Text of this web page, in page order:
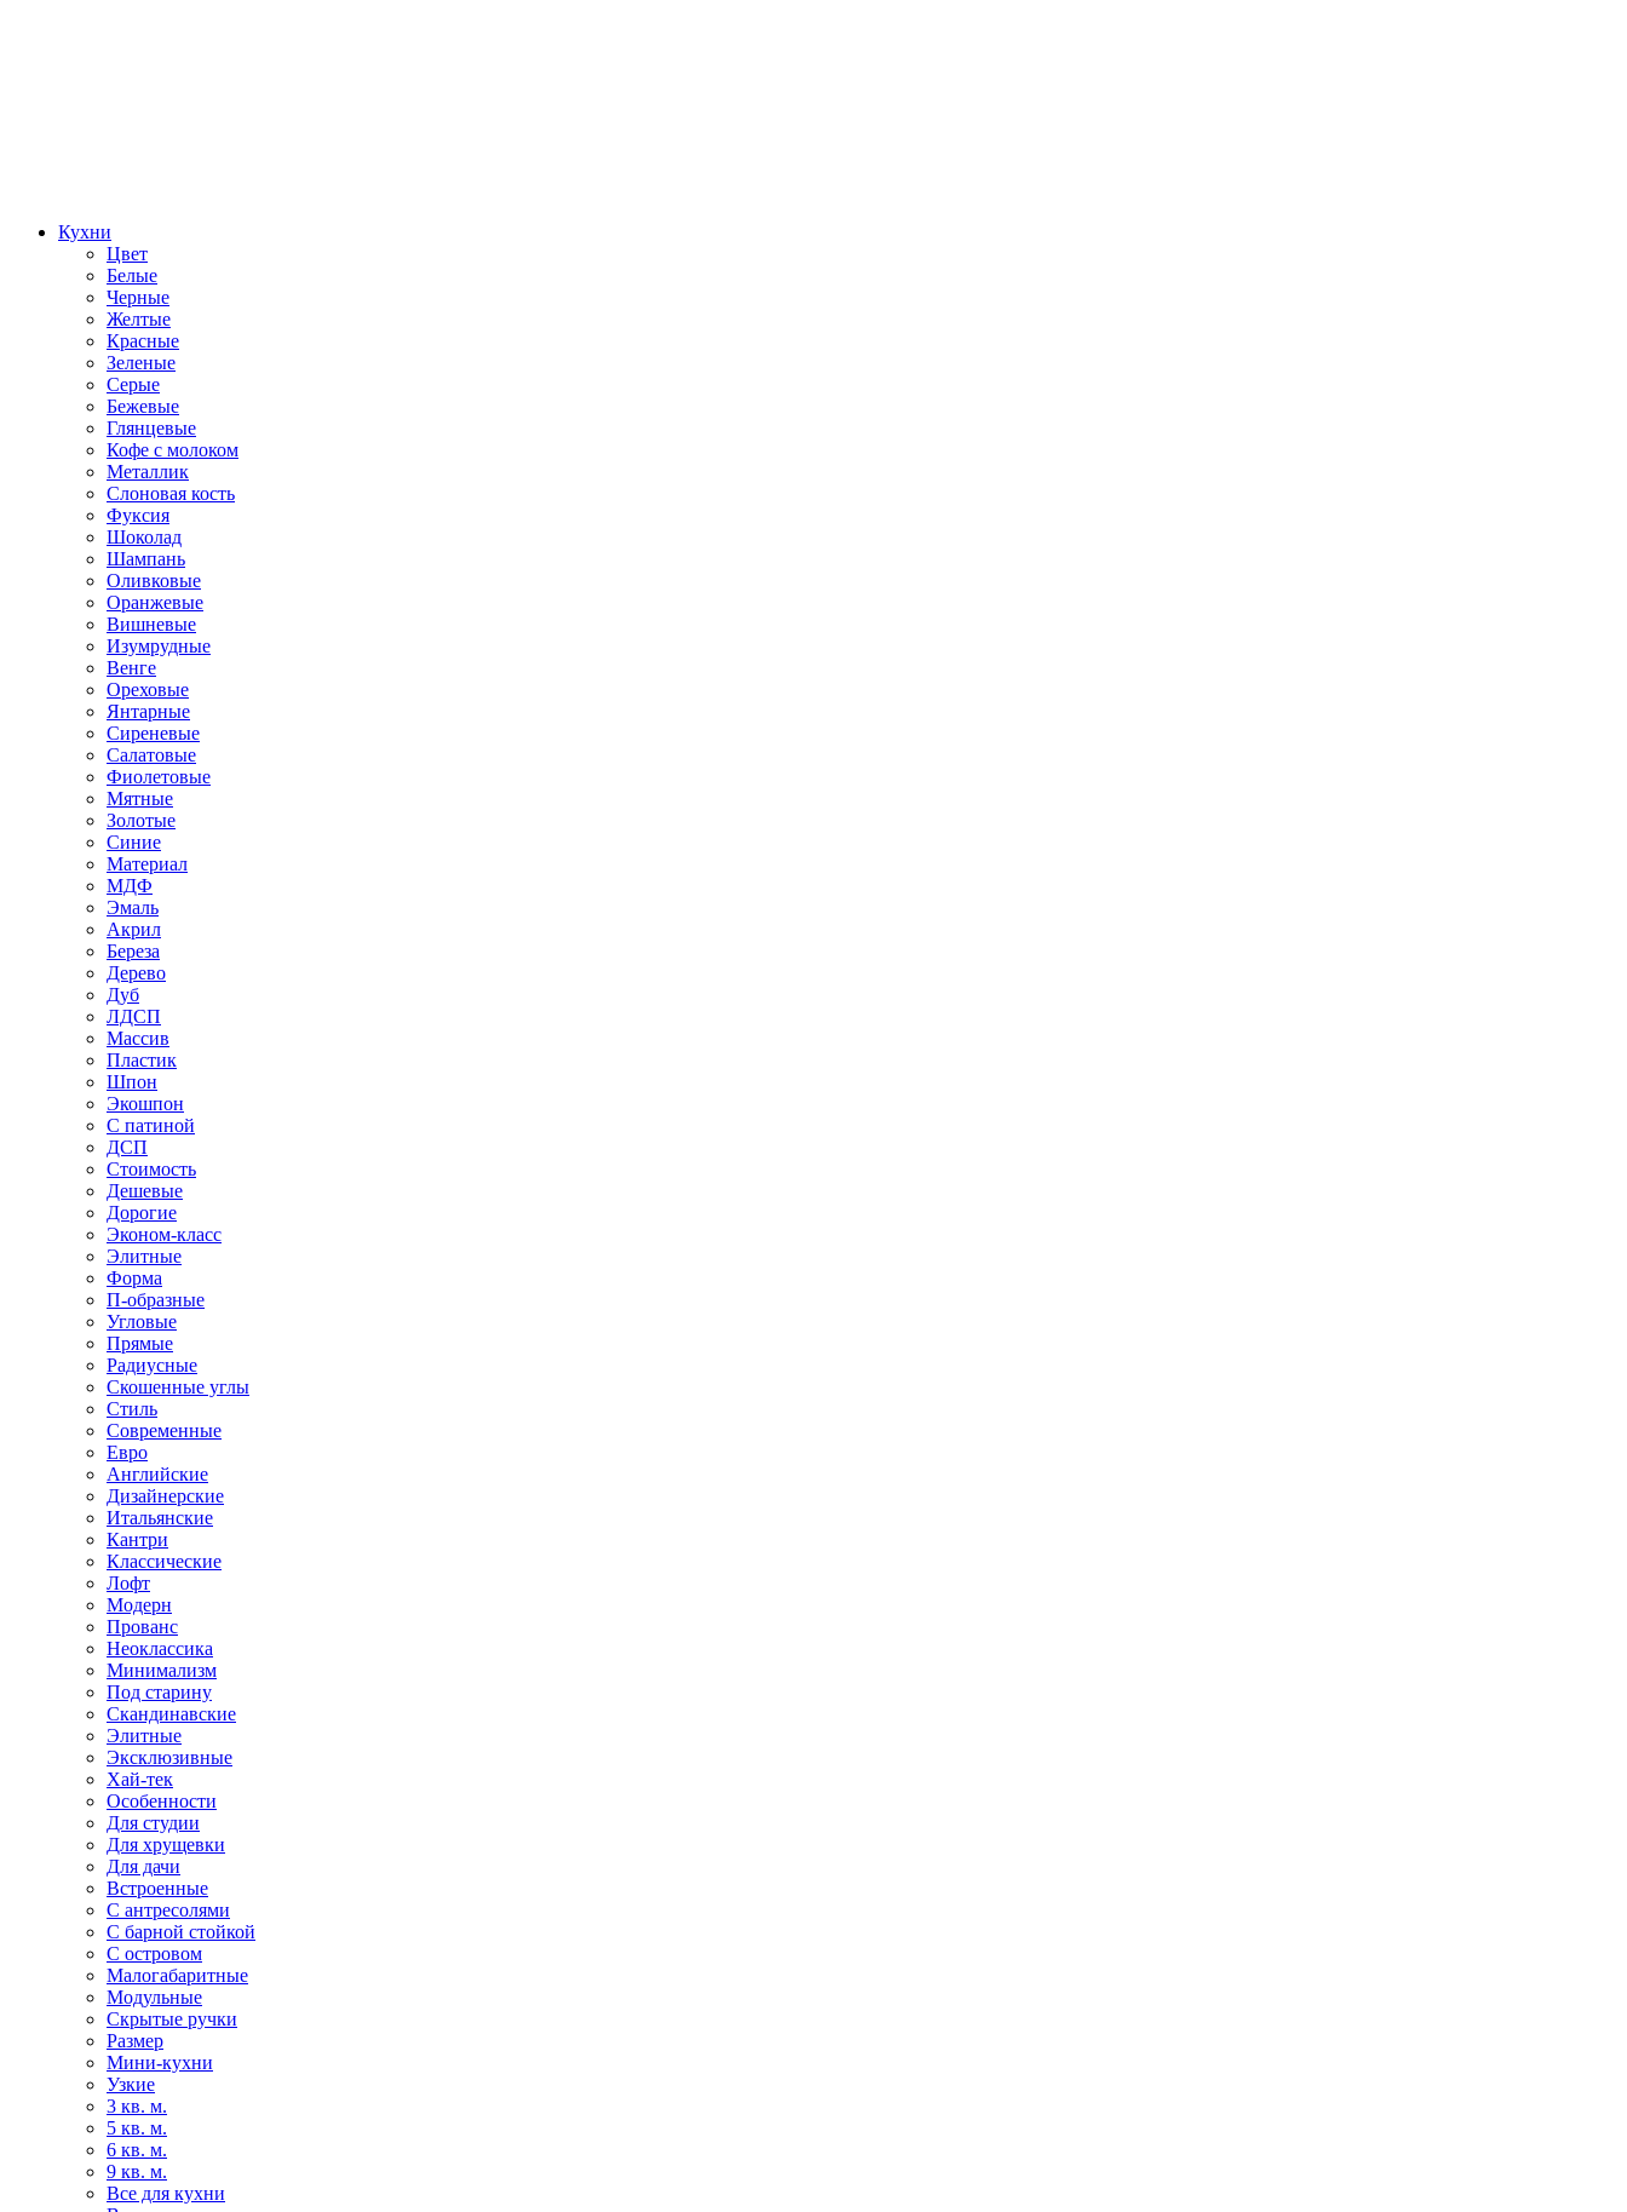
Кухни
Цвет
Белые
Черные
Желтые
Красные
Зеленые
Серые
Бежевые
Глянцевые
Кофе с молоком
Металлик
Слоновая кость
Фуксия
Шоколад
Шампань
Оливковые
Оранжевые
Вишневые
Изумрудные
Венге
Ореховые
Янтарные
Сиреневые
Салатовые
Фиолетовые
Мятные
Золотые
Синие
Материал
МДФ
Эмаль
Акрил
Береза
Дерево
Дуб
ЛДСП
Массив
Пластик
Шпон
Экошпон
С патиной
ДСП
Стоимость
Дешевые
Дорогие
Эконом-класс
Элитные
Форма
П-образные
Угловые
Прямые
Радиусные
Скошенные углы
Стиль
Современные
Евро
Английские
Дизайнерские
Итальянские
Кантри
Классические
Лофт
Модерн
Прованс
Неоклассика
Минимализм
Под старину
Скандинавские
Элитные
Эксклюзивные
Хай-тек
Особенности
Для студии
Для хрущевки
Для дачи
Встроенные
С антресолями
С барной стойкой
С островом
Малогабаритные
Модульные
Скрытые ручки
Размер
Мини-кухни
Узкие
3 кв. м.
5 кв. м.
6 кв. м.
9 кв. м.
Все для кухни